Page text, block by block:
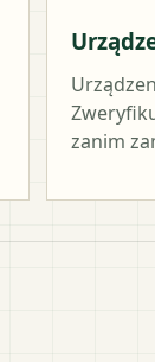
zanim